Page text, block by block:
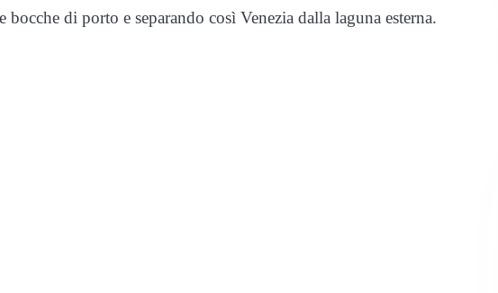
di porto e separando così Venezia dalla laguna esterna.